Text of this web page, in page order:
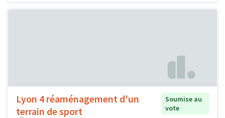
Lyon 4 réaménagement d'un
terrain de sport
Soumise au
vote